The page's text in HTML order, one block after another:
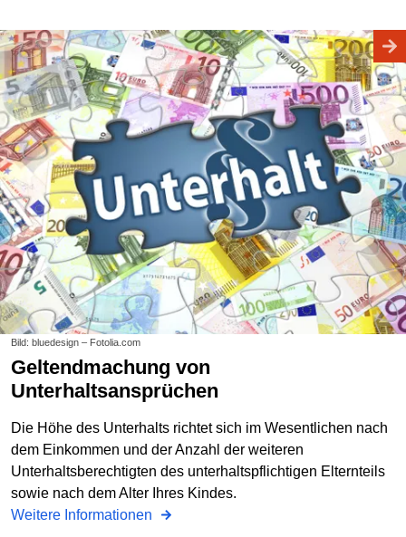
Bild: bluedesign – Fotolia.com
Geltendmachung von
Unterhaltsansprüchen
Die Höhe des Unterhalts richtet sich im Wesentlichen nach
dem Einkommen und der Anzahl der weiteren
Unterhaltsberechtigten des unterhaltspflichtigen Elternteils
sowie nach dem Alter Ihres Kindes.
Weitere Informationen